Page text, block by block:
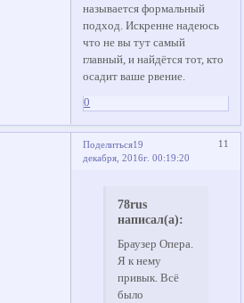
называется формальный
подход. Искренне надеюсь
что не вы тут самый
главный, и найдётся тот, кто
осадит ваше рвение.
0
Поделиться 11
19
декабря, 2016г. 00:19:20
78rus
написал(а):
Браузер Опера.
Я к нему
привык. Всё
было